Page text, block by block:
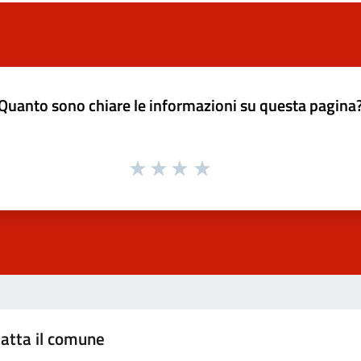
sono chiare le informazioni su questa
il comune